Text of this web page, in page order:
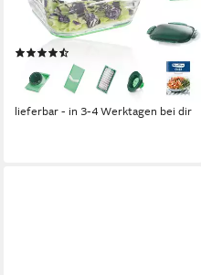
3,30 l Kapazität
manuell Betriebsart
66,89 € UVP 129,90 €
-49%
lieferbar - in 3-4 Werktagen bei dir